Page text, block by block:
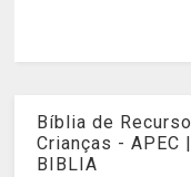
Bíblia de
Crianças - APEC
BIBLIA